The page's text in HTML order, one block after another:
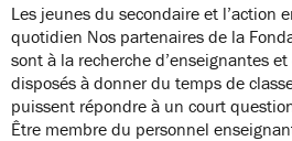
Les jeunes du secondaire et l’action
quotidien Nos partenaires de la
sont à la recherche d’enseignantes
disposés à donner du temps de
puissent répondre à un court
Être membre du personnel